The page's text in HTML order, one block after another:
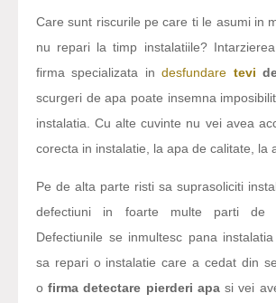
Care sunt riscurile pe care ti le asumi in
nu repari la timp instalatiile?
firma specializata indesfundare tevi
scurgeri de apa poate insemna
instalatia. Cu alte cuvinte nu vei avea
corecta in instalatie, la apa de calitate, la
Pe de alta parte risti sa suprasoliciti
defectiuni in foarte multe parti de
Defectiunile se inmultesc pana
sa repari o instalatie care a cedat din
ofirma detectare pierderi apasi vei